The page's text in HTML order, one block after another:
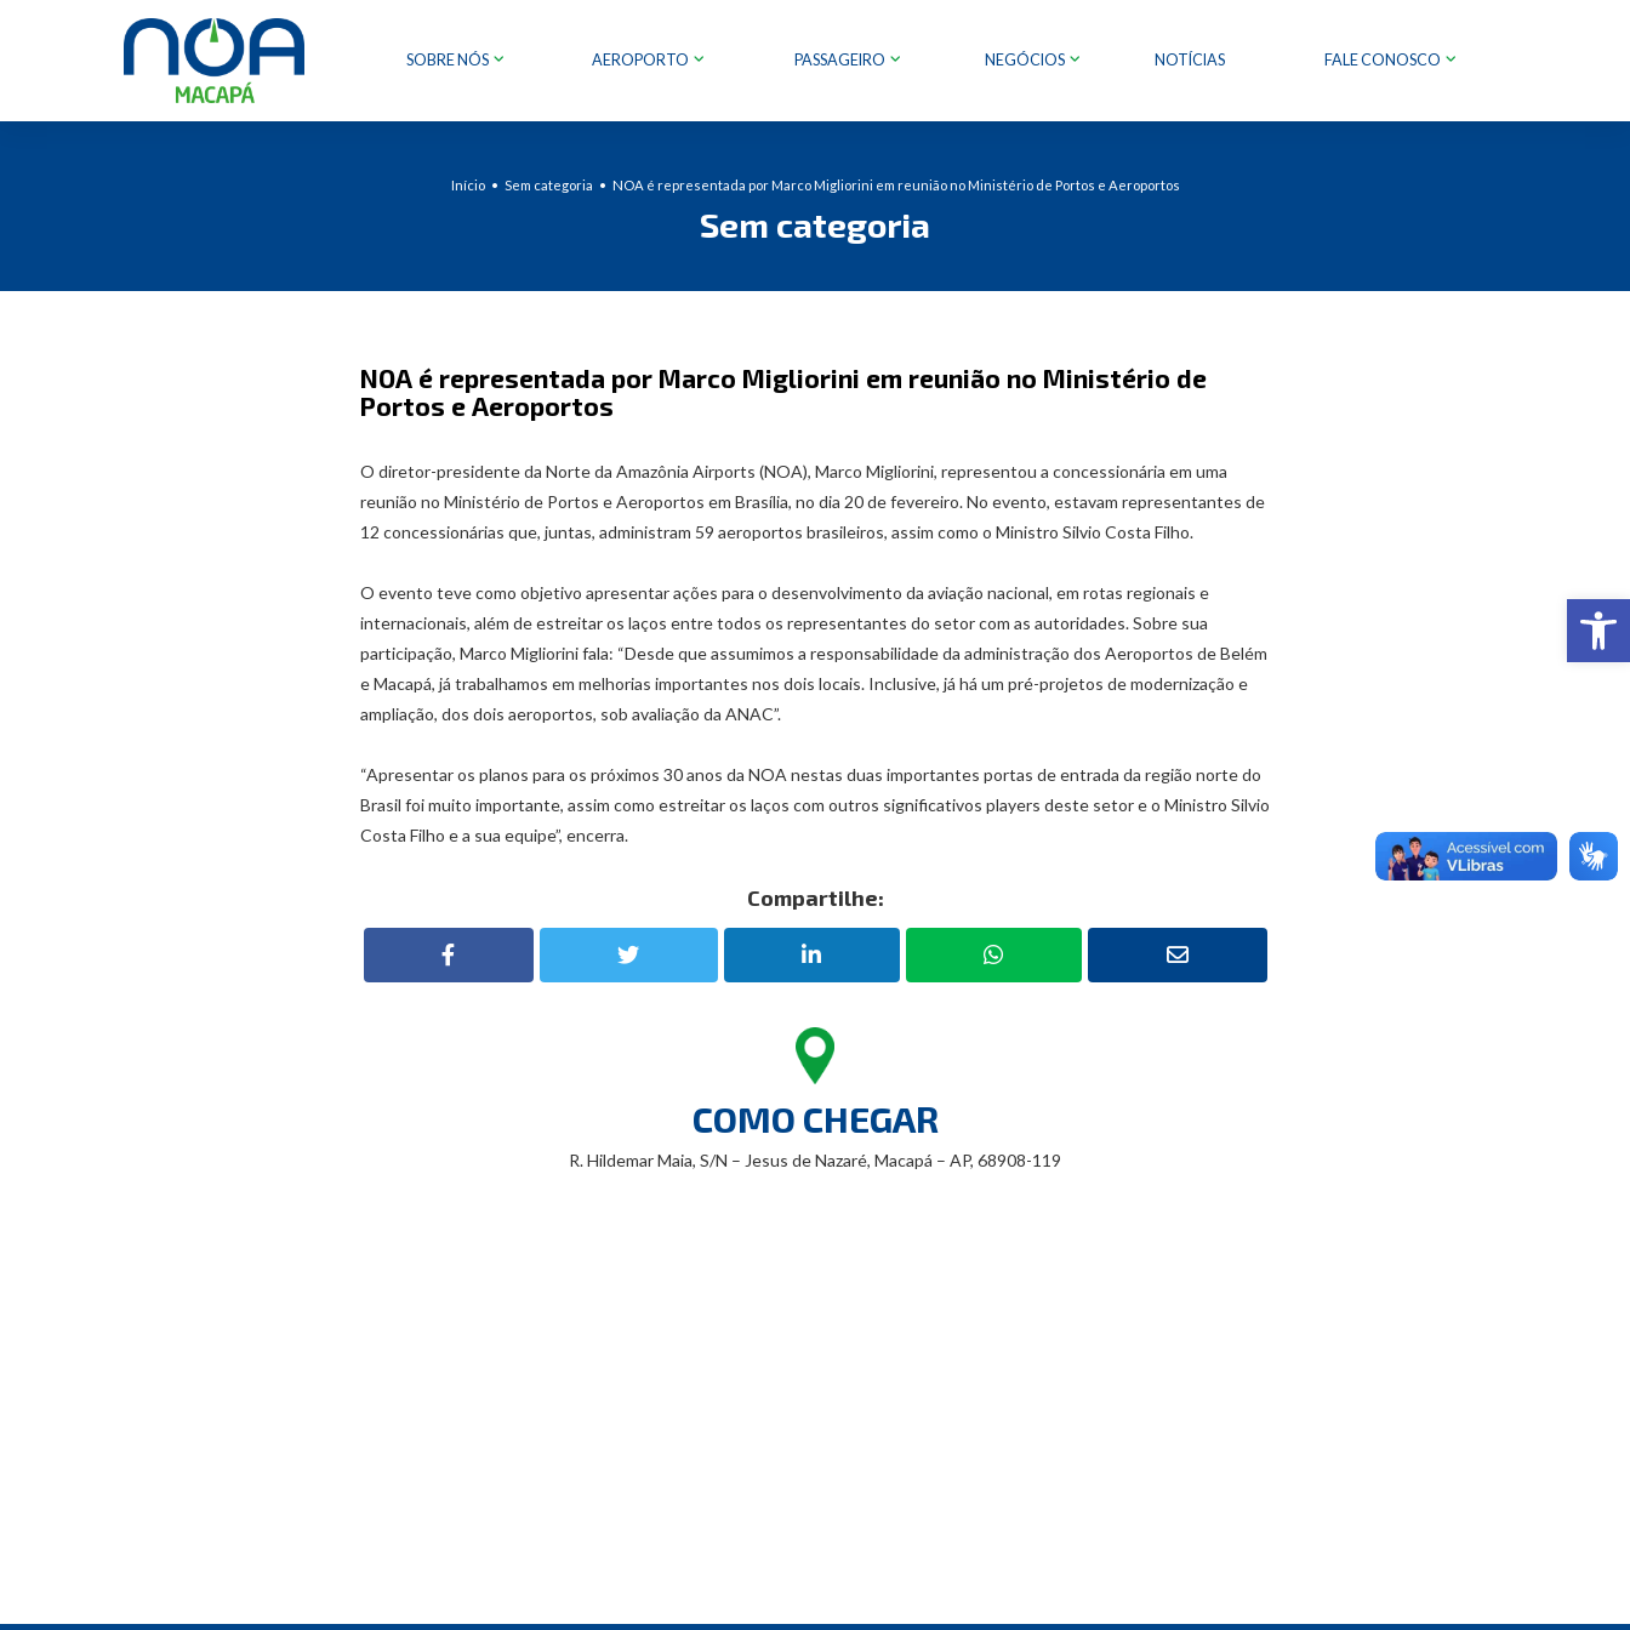
SOBRE NÓS AEROPORTO PASSAGEIRO NEGÓCIOS NOTÍCIAS FALE CONOSCO
Início Sem categoria NOA é representada por Marco Migliorini em reunião no Ministério de Portos e Aeroportos
Sem categoria
NOA é representada por Marco Migliorini em reunião no Ministério de
Portos e Aeroportos
O diretor-presidente da Norte da Amazônia Airports (NOA), Marco Migliorini, representou a concessionária em uma
reunião no Ministério de Portos e Aeroportos em Brasília, no dia 20 de fevereiro. No evento, estavam representantes de
12 concessionárias que, juntas, administram 59 aeroportos brasileiros, assim como o Ministro Silvio Costa Filho.
O evento teve como objetivo apresentar ações para o desenvolvimento da aviação nacional, em rotas regionais e
internacionais, além de estreitar os laços entre todos os representantes do setor com as autoridades. Sobre sua
participação, Marco Migliorini fala: “Desde que assumimos a responsabilidade da administração dos Aeroportos de Belém
e Macapá, já trabalhamos em melhorias importantes nos dois locais. Inclusive, já há um pré-projetos de modernização e
ampliação, dos dois aeroportos, sob avaliação da ANAC”.
“Apresentar os planos para os próximos 30 anos da NOA nestas duas importantes portas de entrada da região norte do
Brasil foi muito importante, assim como estreitar os laços com outros significativos players deste setor e o Ministro Silvio
Costa Filho e a sua equipe”, encerra.
Compartilhe:
COMO CHEGAR
R. Hildemar Maia, S/N – Jesus de Nazaré, Macapá – AP, 68908-119